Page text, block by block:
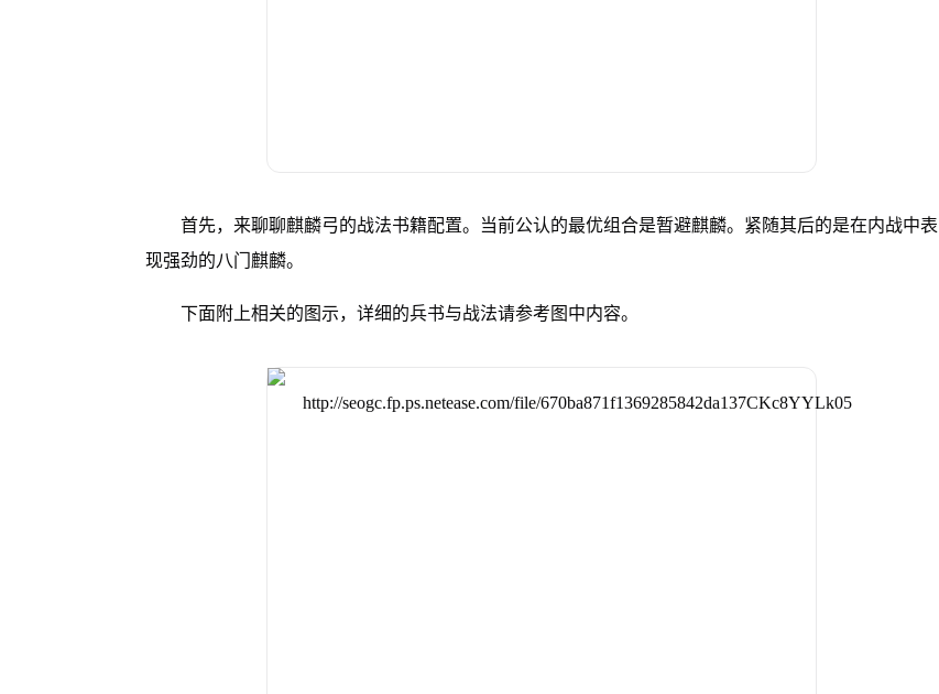
首先，来聊聊麒麟弓的战法书籍配置。当前公认的最优组合是暂避麒麟。紧随其后的是在内战中表
现强劲的八门麒麟。
下面附上相关的图示，详细的兵书与战法请参考图中内容。